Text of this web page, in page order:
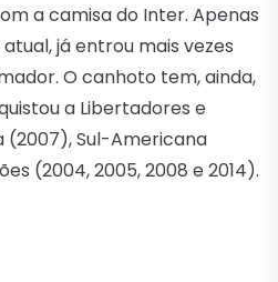
a camisa do Inter. Apenas
já entrou mais vezes
O canhoto tem, ainda,
a Libertadores e
(2007), Sul-Americana
(2004, 2005, 2008 e 2014).